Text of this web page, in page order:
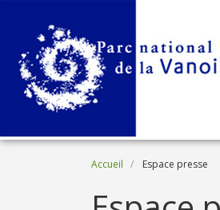
Fil d'Ariane
Accueil Espace presse